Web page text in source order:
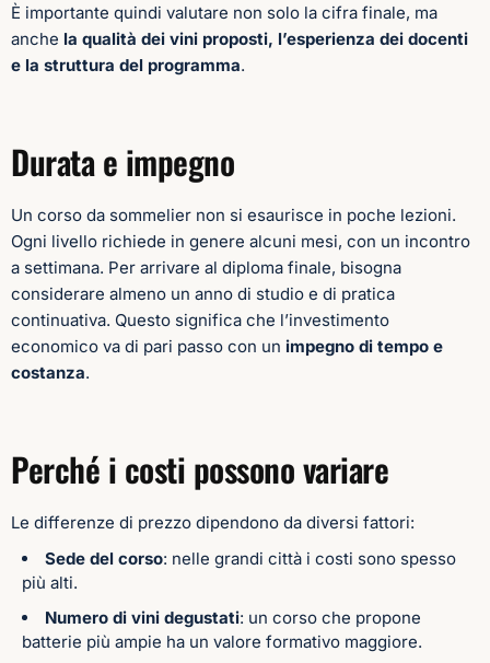
È importante quindi valutare non solo la cifra finale, ma
anche la qualità dei vini proposti, l’esperienza dei docenti
e la struttura del programma.
Durata e impegno
Un corso da sommelier non si esaurisce in poche lezioni.
Ogni livello richiede in genere alcuni mesi, con un incontro
a settimana. Per arrivare al diploma finale, bisogna
considerare almeno un anno di studio e di pratica
continuativa. Questo significa che l’investimento
economico va di pari passo con un impegno di tempo e
costanza.
Perché i costi possono variare
Le differenze di prezzo dipendono da diversi fattori:
Sede del corso: nelle grandi città i costi sono spesso
più alti.
Numero di vini degustati: un corso che propone
batterie più ampie ha un valore formativo maggiore.